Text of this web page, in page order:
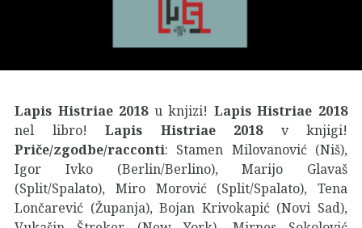
Lapis Histriae 2018u knjizi! Lapis Histriae 2018
nel libro! Lapis Histriae 2018 v knjigi!
Priče/zgodbe/racconti: Stamen Milovanović (Niš),
Igor Ivko (Berlin/Berlino), Marijo Glavaš
(Split/Spalato), Miro Morović (Split/Spalato), Tena
Lončarević (Županja), Bojan Krivokapić (Novi Sad),